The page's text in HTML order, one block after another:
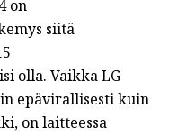
on
siitä
olla. Vaikka LG
epävirallisesti kuin
on laitteessa